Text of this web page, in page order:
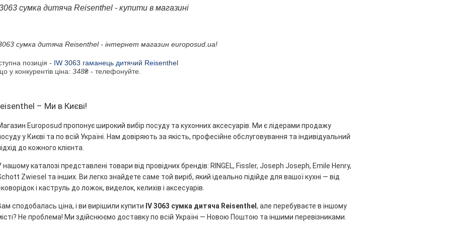
сумка дитяча Reisenthel - купити в магазині
сумка дитяча Reisenthel - інтернет магазин europosud.ua!
позиція - IW 3063 гаманець дитячий Reisenthel
у конкурентів ціна: 348₴ - телефонуйте.
– Ми в Києві!
Europosud пропонує широкий вибір посуду та кухонних аксесуарів. Ми є лідерами продажу
у Києві та по всій Україні. Нам довіряють за якість, професійне обслуговування та індивідуальний
до кожного клієнта.
нашому каталозі представлені товари від провідних брендів: RINGEL, Fissler, Joseph Joseph, Emile Henry,
Zwiesel та інших. Ви легко знайдете саме той виріб, який ідеально підійде для вашої кухні — від
і каструль до ложок, виделок, келихів і аксесуарів.
сподобалась ціна, і ви вирішили купити IV 3063 сумка дитяча Reisenthel , але перебуваєте в іншому
Не проблема! Ми здійснюємо доставку по всій Україні — Новою Поштою та іншими перевізниками.